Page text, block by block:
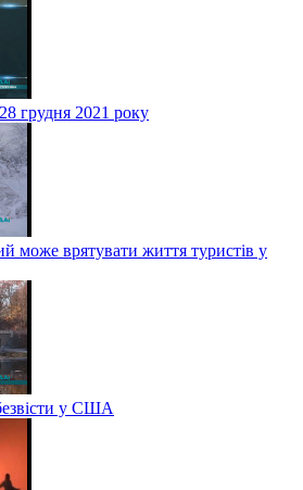
грудня 2021 року
може врятувати життя туристів у
у США